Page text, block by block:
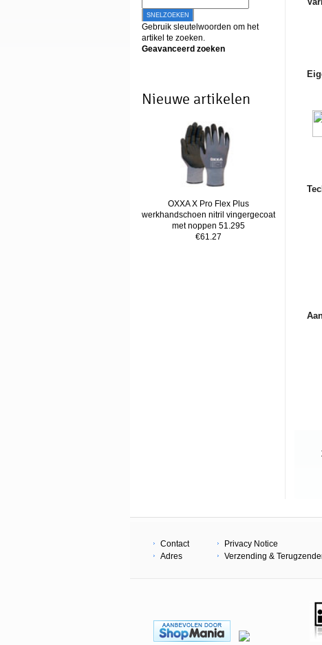
SNELZOEKEN
Gebruik sleutelwoorden om het
artikel te zoeken.
Geavanceerd zoeken
Nieuwe artikelen
OXXA X Pro Flex Plus
werkhandschoen nitril vingergecoat
met noppen 51.295
€61.27
Contact
Adres
Privacy Notice
Verzending &